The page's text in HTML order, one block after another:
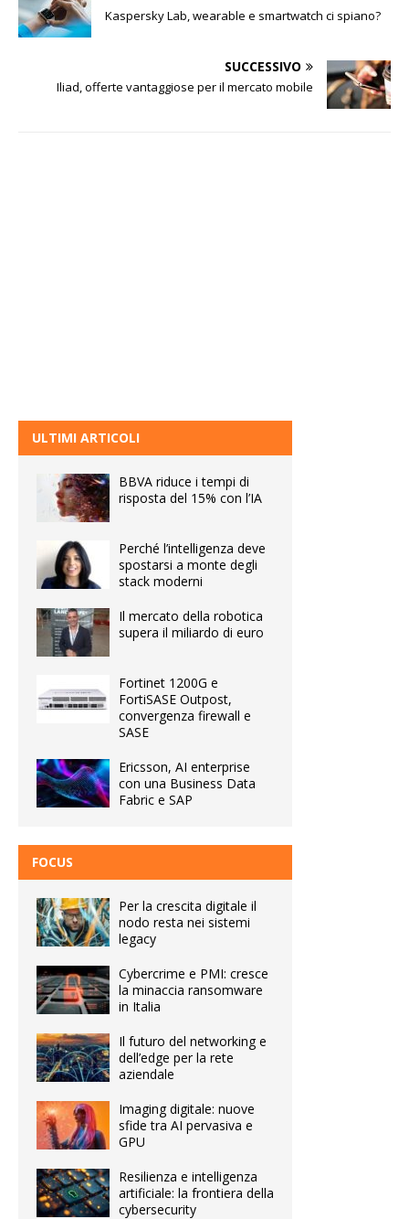
Kaspersky Lab, wearable e smartwatch ci spiano?
SUCCESSIVO
Iliad, offerte vantaggiose per il mercato mobile
ULTIMI ARTICOLI
BBVA riduce i tempi di
risposta del 15% con l’IA
Perché l’intelligenza deve
spostarsi a monte degli
stack moderni
Il mercato della robotica
supera il miliardo di euro
Fortinet 1200G e
FortiSASE Outpost,
convergenza firewall e
SASE
Ericsson, AI enterprise
con una Business Data
Fabric e SAP
FOCUS
Per la crescita digitale il
nodo resta nei sistemi
legacy
Cybercrime e PMI: cresce
la minaccia ransomware
in Italia
Il futuro del networking e
dell’edge per la rete
aziendale
Imaging digitale: nuove
sfide tra AI pervasiva e
GPU
Resilienza e intelligenza
artificiale: la frontiera della
cybersecurity